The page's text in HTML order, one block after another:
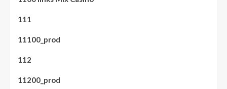
111
11100_prod
112
11200_prod